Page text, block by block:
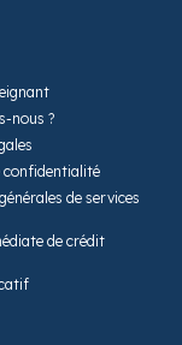
nous ?
confidentialité
de services
de crédit